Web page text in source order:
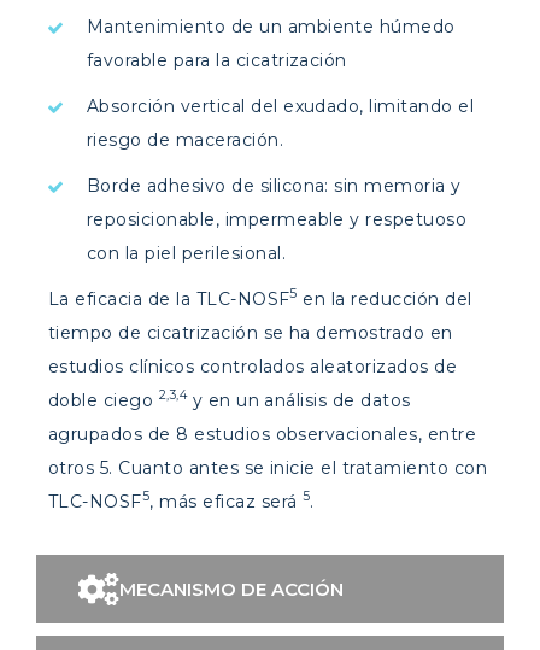
MECANISMO DE ACCIÓN
Mantenimiento de un ambiente húmedo
favorable para la cicatrización
Absorción vertical del exudado, limitando el
riesgo de maceración.
Borde adhesivo de silicona: sin memoria y
reposicionable, impermeable y respetuoso
con la piel perilesional.
La eficacia de la TLC-NOSF5 en la reducción del
tiempo de cicatrización se ha demostrado en
estudios clínicos controlados aleatorizados de
doble ciego 2,3,4y en un análisis de datos
agrupados de 8 estudios observacionales, entre
otros 5. Cuanto antes se inicie el tratamiento con
TLC-NOSF5, más eficaz será 5.